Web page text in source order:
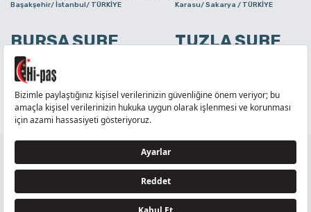
Başakşehir/ İstanbul/ TÜRKİYE
Karasu/ Sakarya / TÜRKİYE
BURSA ŞUBE TUZLA ŞUBE
Alaaddinbey Mah. Ayfatma Cad. No.11 A/C
Sam.3 Plaza B Blok Nilüfer/ Bursa/ TÜRKİYE
TELEFON :
444 71 36
TÜM HAKLARI Hİ-PAŞ PLASTİK EŞYA TİC. VE SAN. LTD. ŞTİ..’E AİTTİR